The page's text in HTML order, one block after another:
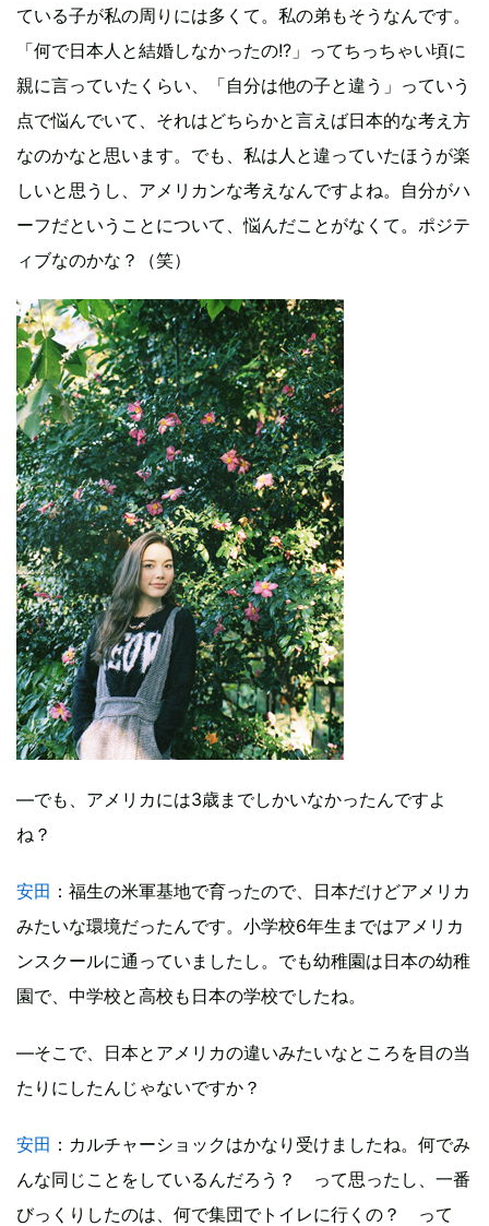
ている子が私の周りには多くて。私の弟もそうなんです。
「何で日本人と結婚しなかったの!?」ってちっちゃい頃に
親に言っていたくらい、「自分は他の子と違う」っていう
点で悩んでいて、それはどちらかと言えば日本的な考え方
なのかなと思います。でも、私は人と違っていたほうが楽
しいと思うし、アメリカンな考えなんですよね。自分がハ
ーフだということについて、悩んだことがなくて。ポジテ
ィブなのかな？（笑）
―でも、アメリカには3歳までしかいなかったんですよ
ね？
安田 ：福生の米軍基地で育ったので、日本だけどアメリカ
みたいな環境だったんです。小学校6年生まではアメリカ
ンスクールに通っていましたし。でも幼稚園は日本の幼稚
園で、中学校と高校も日本の学校でしたね。
―そこで、日本とアメリカの違いみたいなところを目の当
たりにしたんじゃないですか？
安田 ：カルチャーショックはかなり受けましたね。何でみ
んな同じことをしているんだろう？ って思ったし、一番
びっくりしたのは、何で集団でトイレに行くの？ って